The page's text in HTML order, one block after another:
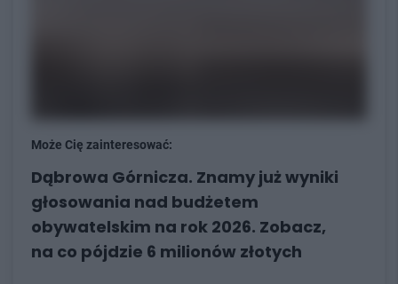
Może Cię zainteresować:
Dąbrowa Górnicza. Znamy już wyniki
głosowania nad budżetem
obywatelskim na rok 2026. Zobacz,
na co pójdzie 6 milionów złotych